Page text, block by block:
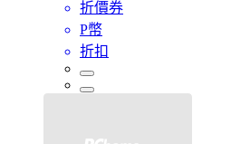
折價券
P幣
折扣